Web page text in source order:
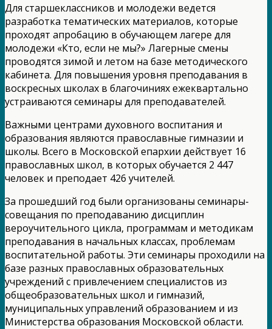
Для старшеклассников и молодежи ведется
разработка тематических материалов, которые
проходят апробацию в обучающем лагере для
молодежи «Кто, если не мы?» Лагерные смены
проводятся зимой и летом на базе методического
кабинета. Для повышения уровня преподавания в
воскресных школах в благочиниях ежеквартально
устраиваются семинары для преподавателей.
Важными центрами духовного воспитания и
образования являются православные гимназии и
школы. Всего в Московской епархии действует 16
православных школ, в которых обучается 2 447
человек и преподает 426 учителей.
За прошедший год были организованы семинары-
совещания по преподаванию дисциплин
вероучительного цикла, программам и методикам
преподавания в начальных классах, проблемам
воспитательной работы. Эти семинары проходили на
базе разных православных образовательных
учреждений с привлечением специалистов из
общеобразовательных школ и гимназий,
муниципальных управлений образованием и из
Министерства образования Московской области.